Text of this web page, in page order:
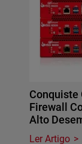
Conquiste
Firewall
Alto
Ler Artigo